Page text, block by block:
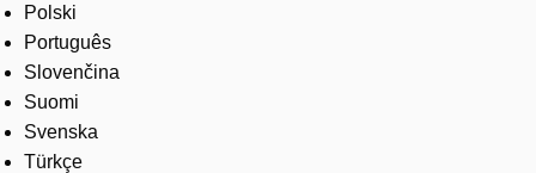
Polski
Português
Slovenčina
Suomi
Svenska
Türkçe